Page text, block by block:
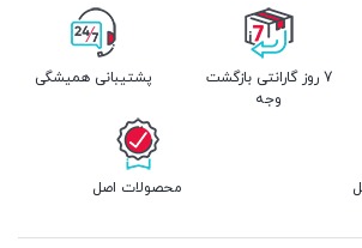
7 روز گارانتی بازگشت
وجه
پشتیبانی همیشگی
محصولات اصل